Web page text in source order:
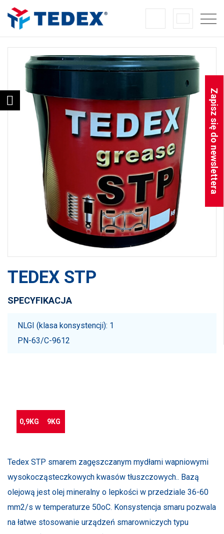
Zapisz się do newslettera
TEDEX STP
SPECYFIKACJA
NLGI (klasa konsystencji): 1
PN-63/C-9612
0,9KG 9KG
Tedex STP smarem zagęszczanym mydłami wapniowymi
wysokocząsteczkowych kwasów tłuszczowych.. Bazą
olejową jest olej mineralny o lepkości w przedziale 36-60
mm2/s w temperaturze 50oC. Konsystencja smaru pozwala
na łatwe stosowanie urządzeń smarowniczych typu